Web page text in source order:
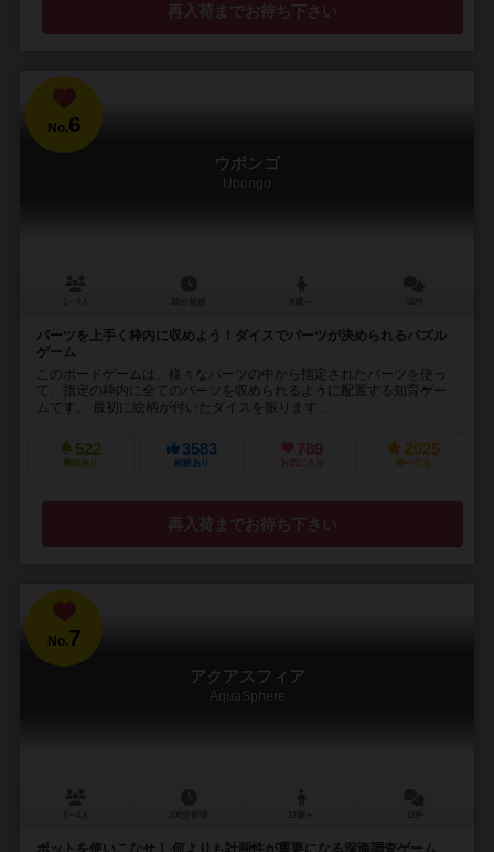
再入荷までお待ち下さい
No.6
ウボンゴ
Ubongo
パーツを上手く枠内に収めよう！ダイスでパーツが決められるパズル
ゲーム
このボードゲームは、様々なパーツの中から指定されたパーツを使っ
て、指定の枠内に全てのパーツを収められるように配置する知育ゲー
ムです。 最初に絵柄が付いたダイスを振ります...
522
興味あり
3583
経験あり
789
お気に入り
2025
持ってる
再入荷までお待ち下さい
No.7
アクアスフィア
AquaSphere
ボットを使いこなせ！ 何よりも計画性が重要になる深海調査ゲーム